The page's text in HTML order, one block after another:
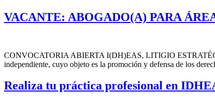
VACANTE: ABOGADO(A) PARA
CONVOCATORIA ABIERTA I(DH)EAS, LITIGIO
independiente, cuyo objeto es la promoción y defensa de los
Realiza tu práctica profesional en